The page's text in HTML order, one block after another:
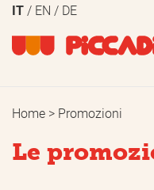
IT EN DE
Home Promozioni
Le